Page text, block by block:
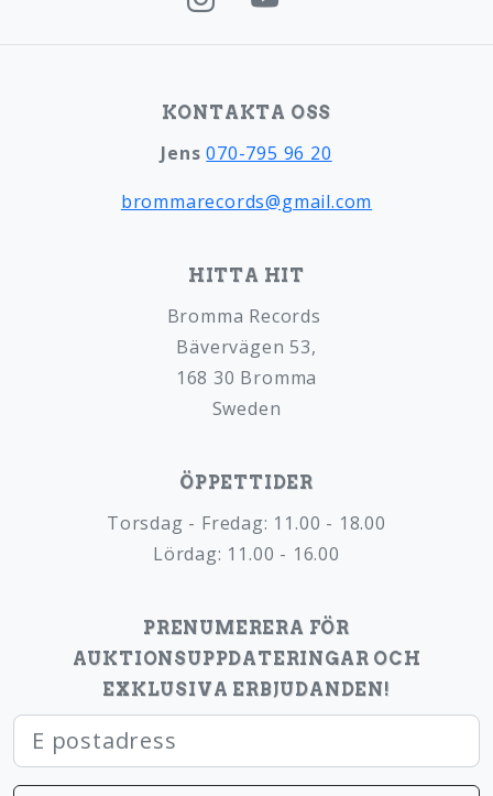
KONTAKTA OSS
Jens070-795 96 20
brommarecords@gmail.com
HITTA HIT
Bromma Records
Bävervägen 53,
168 30 Bromma
Sweden
ÖPPETTIDER
Torsdag - Fredag: 11.00 - 18.00
Lördag: 11.00 - 16.00
PRENUMERERA FÖR
AUKTIONSUPPDATERINGAR OCH
EXKLUSIVA ERBJUDANDEN!